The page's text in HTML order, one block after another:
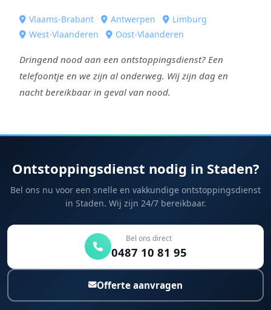
Vlaams-Brabant Antwerpen
Limburg
West-Vlaanderen
Oost-Vlaanderen
Dringend nood aan een ontstoppingsdienst? Een
telefoontje en we zijn al onderweg. Wij zijn dag en
nacht bereikbaar in geval van nood.
Ontstoppingsdienst nodig in Staden?
Bel ons nu voor een snelle en vakkundige ontstoppingsdienst
in Staden. Wij zijn 24/7 bereikbaar.
Bel ons direct
0487 10 81 95
Offerte aanvragen